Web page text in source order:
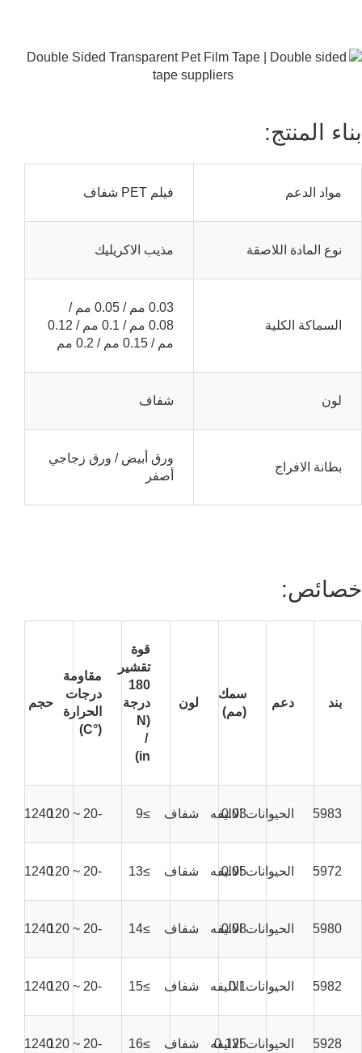
بناء المنتج:
مواد الدعم فيلم PET شفاف
نوع المادة اللاصقة مذيب الاكريليك
السماكة الكلية
0.03 مم / 0.05 مم /
0.08 مم / 0.1 مم / 0.12
مم / 0.15 مم / 0.2 مم
لون شفاف
بطانة الافراج
ورق أبيض / ورق زجاجي
أصفر
خصائص:
بند دعم
سمك
(مم)
لون
قوة
تقشير
180
درجة
(N
/
in)
مقاومة
درجات
الحرارة
(°C)
حجم
5983 الحيوانات الاليفه
0.03 شفاف ≥9
-20 ~ 120 1240 مم * 100 م
5972 الحيوانات الاليفه
0.05 شفاف ≥13
-20 ~ 120 1240 مم * 100 م
5980 الحيوانات الاليفه
0.08 شفاف ≥14
-20 ~ 120 1240 مم * 100 م
5982 الحيوانات الاليفه
0.1 شفاف ≥15
-20 ~ 120 1240 مم * 100 م
5928 الحيوانات الاليفه
0.125 شفاف ≥16
-20 ~ 120 1240 مم * 50 م